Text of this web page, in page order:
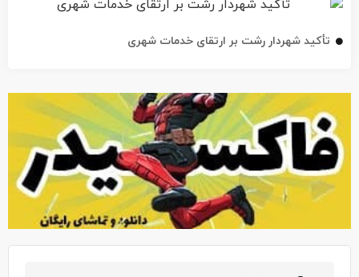
تأکید شهردار رشت بر ارتقای خدمات شهری
آخرین اخبار